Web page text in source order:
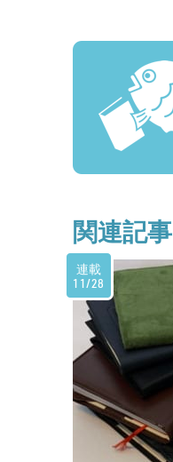
関連記事
連載
11/28